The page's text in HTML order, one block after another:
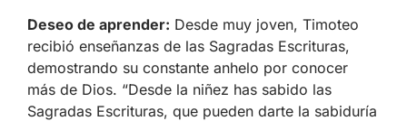
Deseo de aprender: Desde muy joven, Timoteo
recibió enseñanzas de las Sagradas Escrituras,
demostrando su constante anhelo por conocer
más de Dios. “Desde la niñez has sabido las
Sagradas Escrituras, que pueden darte la sabiduría